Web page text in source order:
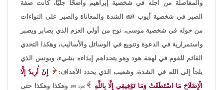
والمفاصلة من أجله في شخصية إبراهيم واضحًا جليًا، كانت صفة
الصبر في شخصية أيوب الشدة والمعاناة والصبر على التواءات
من حوله في شخصية موسى، نوح من أولي العزم الذي يصابر ويصبر
واستمرارية في الدعوة وتنويع في الوسائل والأساليب، وهكذا التحدي
القائم للقوم في لهجة هود وهو يتحداهم إيذاءه بشيء، ويونس الذي
يلجأ إلى الله في الشدة، وشعيب الذي يحدد الأهداف:
إِنْ أُرِيدُ إِلَّا
الْإِصْلَاحَ مَا اسْتَطَعْتُ وَمَا تَوْفِيقِي إِلَّا بِاللَّهِ
[هود: 88]،
وهكذا وهكذا حتى